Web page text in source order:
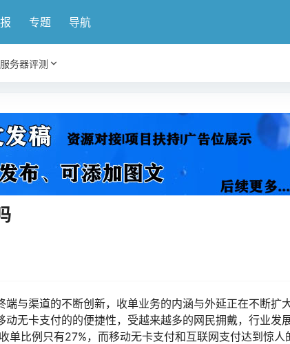
专题 导航
服务器评测
与渠道的不断创新，收单业务的内涵与外延正在不断扩大
无卡支付的的便捷性，受越来越多的网民拥戴，行业发
单比例只有27%，而移动无卡支付和互联网支付达到惊人